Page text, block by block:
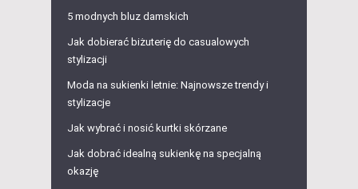
5 modnych bluz damskich
Jak dobierać biżuterię do casualowych
stylizacji
Moda na sukienki letnie: Najnowsze trendy i
stylizacje
Jak wybrać i nosić kurtki skórzane
Jak dobrać idealną sukienkę na specjalną
okazję